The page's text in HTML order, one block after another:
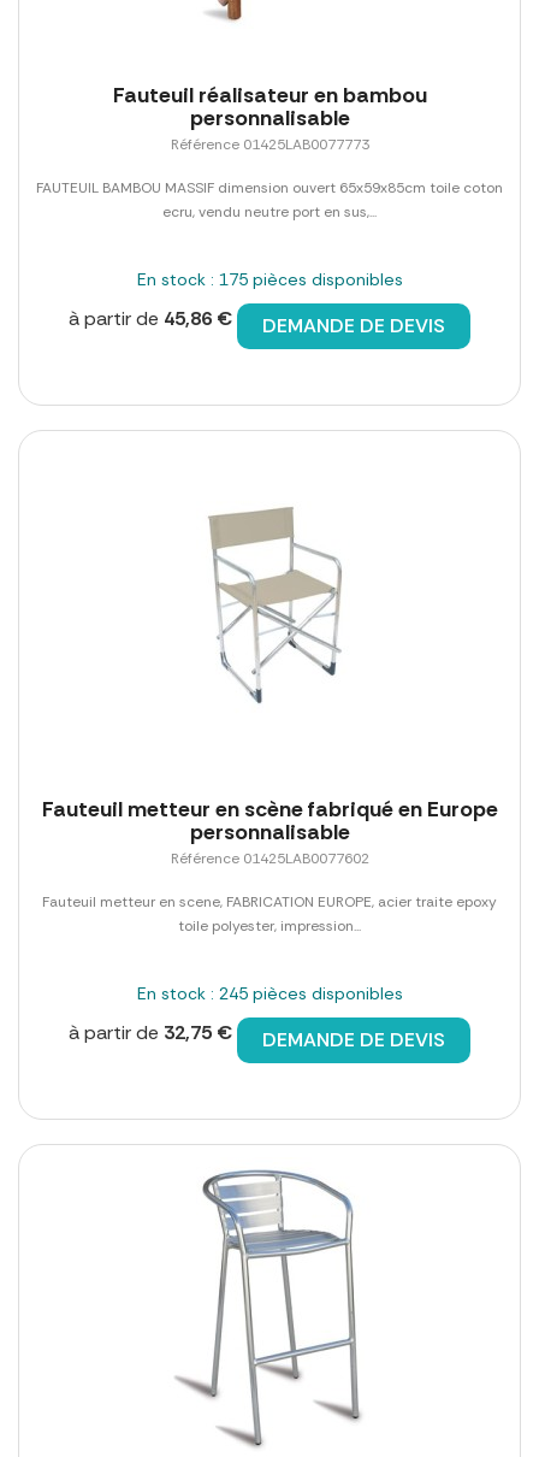
Fauteuil réalisateur en bambou
personnalisable
Référence 01425LAB0077773
FAUTEUIL BAMBOU MASSIF dimension ouvert 65x59x85cm toile coton
ecru, vendu neutre port en sus,...
En stock : 175 pièces disponibles
à partir de 45,86 € DEMANDE DE DEVIS
Fauteuil metteur en scène fabriqué en Europe
personnalisable
Référence 01425LAB0077602
Fauteuil metteur en scene, FABRICATION EUROPE, acier traite epoxy
toile polyester, impression...
En stock : 245 pièces disponibles
à partir de 32,75 € DEMANDE DE DEVIS